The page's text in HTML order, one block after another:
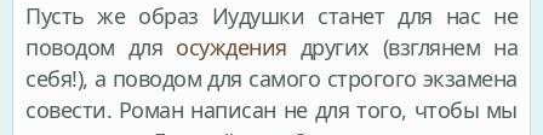
Пусть же образ Иудушки станет для нас не
поводом для осуждения других (взглянем на
себя!), а поводом для самого строгого экзамена
совести. Роман написан не для того, чтобы мы